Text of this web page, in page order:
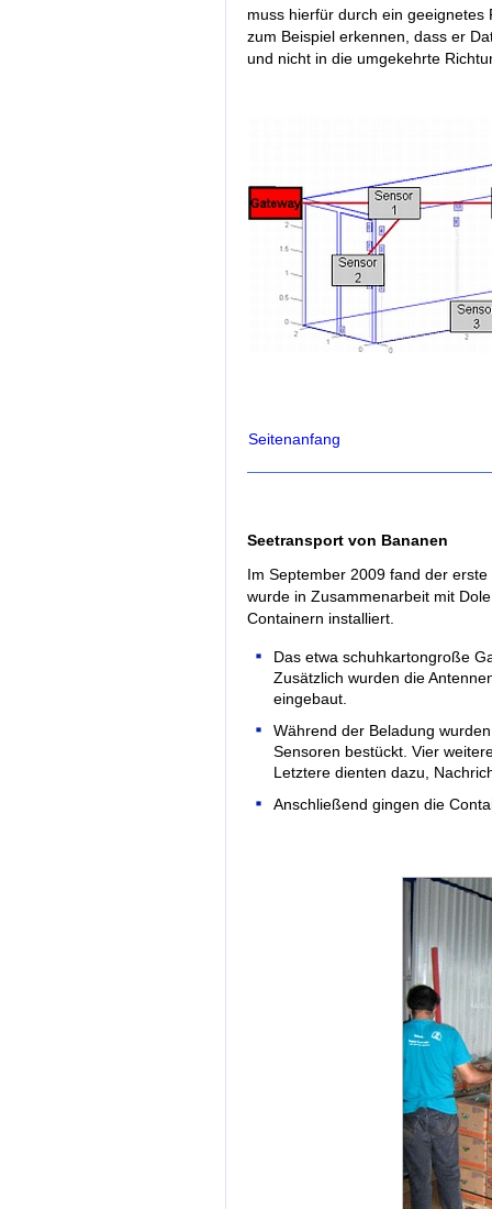
muss hierfür durch ein
zum Beispiel erkennen, dass er
und nicht in die umgekehrte
Seitenanfang
Seetransport von Bananen
Im September 2009 fand der
wurde in Zusammenarbeit mit
Containern installiert.
Das etwa schuhkartongroße
Zusätzlich wurden die
eingebaut.
Während der Beladung
Sensoren bestückt. Vier
Letztere dienten dazu,
Anschließend gingen die